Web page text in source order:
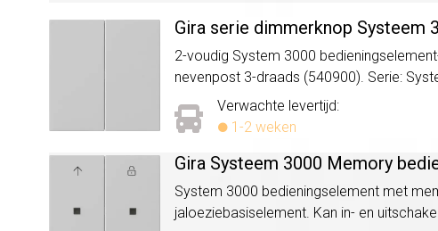
Gira serie dimmerknop Systeem
2-voudig System 3000
nevenpost 3-draads (540900). Serie:
Verwachte levertijd:
1-2 weken
Gira Systeem 3000 Memory
System 3000 bedieningselement met
jaloeziebasiselement. Kan in- en